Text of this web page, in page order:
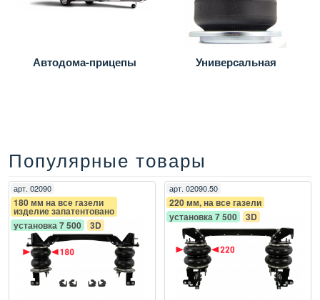
Автодома-прицепы Универсальная
Популярные товары
арт. 02090
180 мм на все газели
изделие запатентовано
установка 7 500
3D
арт. 02090.50
220 мм, на все газели
установка 7 500
3D